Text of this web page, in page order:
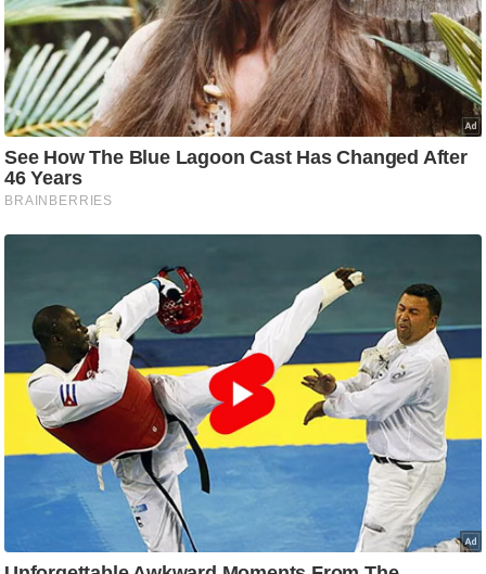
k
n
g
N
e
w
s
स्टा
ल
टे
क्नॉ
जी
टी